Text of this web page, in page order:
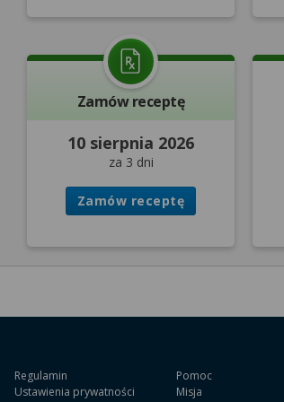
Zamów receptę
10 sierpnia 2026
za 3 dni
Zamów receptę
Regulamin
Ustawienia prywatności
Pomoc
Misja